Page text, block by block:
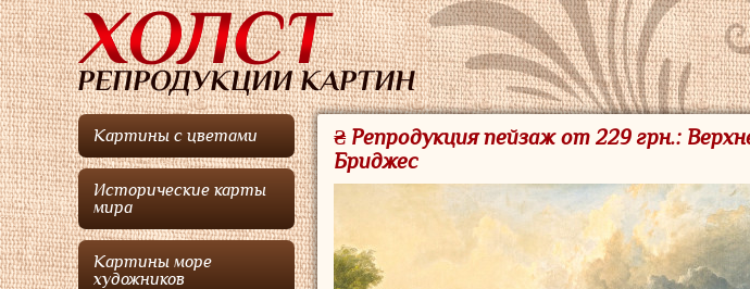
Картины с цветами
Исторические карты
мира
Картины море
художников
₴ Репродукция пейзаж от 229 грн.:
Бриджес